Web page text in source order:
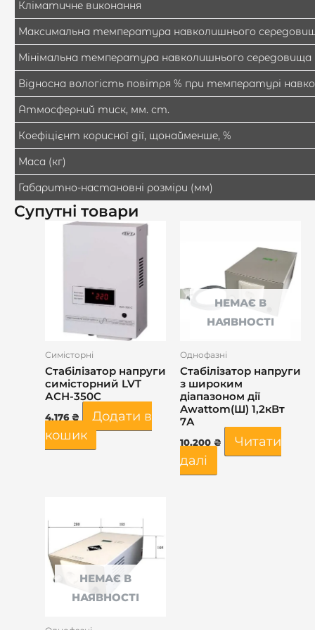
Кліматичне виконання
Максимальна температура навколишнього
Мінімальна температура навколишнього середовища
Відносна вологість повітря % при температурі
Атмосферний тиск, мм. ст.
Коефіцієнт корисної дії, щонайменше, %
Маса (кг)
Габаритно-настановні розміри (мм)
Супутні товари
Симісторні
Стабілізатор напруги
симісторний LVT
АСН-350С
4.176₴
Додати в
кошик
НЕМАЄ В
НАЯВНОСТІ
Однофазні
Стабілізатор напруги
з широким
діапазоном дії
Awattom(Ш) 1,2кВт
7А
10.200 ₴
Читати
далі
НЕМАЄ В
НАЯВНОСТІ